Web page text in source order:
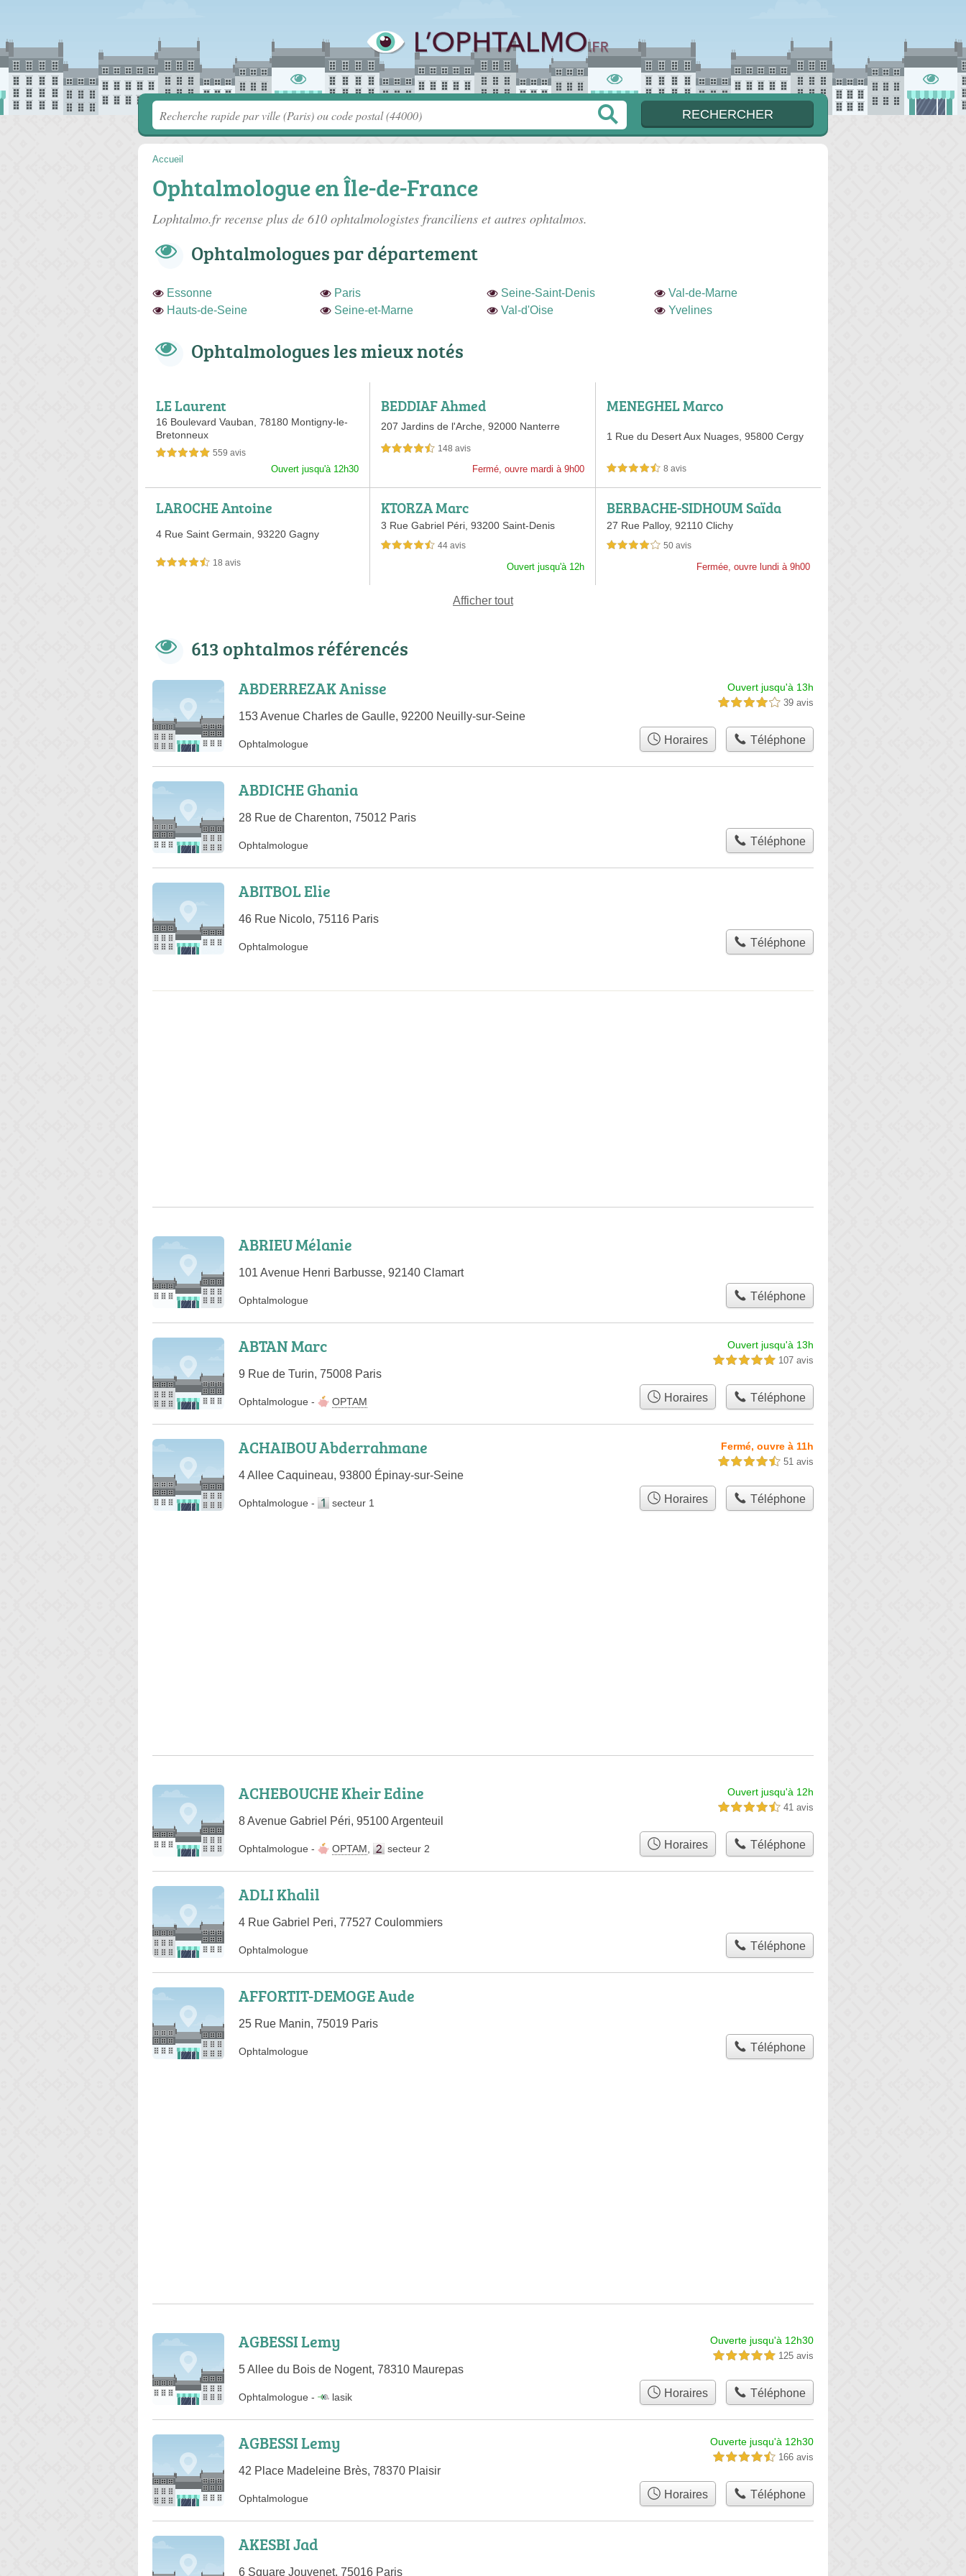
Accueil
Ophtalmologue en Île-de-France
Lophtalmo.fr recense plus de 610 ophtalmologistes franciliens et autres ophtalmos.
Ophtalmologues par département
Essonne
Hauts-de-Seine
Paris
Seine-et-Marne
Seine-Saint-Denis
Val-d'Oise
Val-de-Marne
Yvelines
Ophtalmologues les mieux notés
LE Laurent
16 Boulevard Vauban, 78180 Montigny-le-
Bretonneux
5,0 étoiles sur 5 559 avis
Ouvert jusqu'à 12h30
BEDDIAF Ahmed
207 Jardins de l'Arche,92000 Nanterre
4,5 étoiles sur 5 148 avis
Fermé, ouvre mardi à 9h00
MENEGHEL Marco
1 Rue du Desert Aux Nuages, 95800 Cergy
4,5 étoiles sur 5 8 avis
LAROCHE Antoine
4 Rue Saint Germain, 93220 Gagny
4,5 étoiles sur 5 18 avis
KTORZA Marc
3 Rue Gabriel Péri,93200 Saint-Denis
4,5 étoiles sur 5 44 avis
Ouvert jusqu'à 12h
BERBACHE-SIDHOUM Saïda
27 Rue Palloy, 92110 Clichy
4,0 étoiles sur 5 50 avis
Fermée, ouvre lundi à 9h00
Afficher tout
613 ophtalmos référencés
ABDERREZAK Anisse
153 Avenue Charles de Gaulle, 92200 Neuilly-sur-Seine
Ouvert jusqu'à 13h
4,0 étoiles sur 5 39 avis
Ophtalmologue Horaires Téléphone
ABDICHE Ghania
28 Rue de Charenton, 75012 Paris
Ophtalmologue Téléphone
ABITBOL Elie
46 Rue Nicolo, 75116 Paris
Ophtalmologue Téléphone
ABRIEU Mélanie
101 Avenue Henri Barbusse, 92140 Clamart
Ophtalmologue Téléphone
ABTAN Marc
9 Rue de Turin, 75008 Paris
Ouvert jusqu'à 13h
5,0 étoiles sur 5 107 avis
Ophtalmologue - OPTAM Horaires Téléphone
ACHAIBOU Abderrahmane
4 Allee Caquineau, 93800 Épinay-sur-Seine
Fermé, ouvre à 11h
4,5 étoiles sur 5 51 avis
Ophtalmologue - secteur 1 Horaires Téléphone
ACHEBOUCHE Kheir Edine
8 Avenue Gabriel Péri, 95100 Argenteuil
Ouvert jusqu'à 12h
4,5 étoiles sur 5 41 avis
Ophtalmologue - OPTAM secteur 2 Horaires Téléphone
ADLI Khalil
4 Rue Gabriel Peri, 77527 Coulommiers
Ophtalmologue Téléphone
AFFORTIT-DEMOGE Aude
25 Rue Manin, 75019 Paris
Ophtalmologue Téléphone
AGBESSI Lemy
5 Allee du Bois de Nogent, 78310 Maurepas
Ouverte jusqu'à 12h30
5,0 étoiles sur 5 125 avis
Ophtalmologue - lasik Horaires Téléphone
AGBESSI Lemy
42 Place Madeleine Brès, 78370 Plaisir
Ouverte jusqu'à 12h30
4,5 étoiles sur 5 166 avis
Ophtalmologue Horaires Téléphone
AKESBI Jad
6 Square Jouvenet, 75016 Paris